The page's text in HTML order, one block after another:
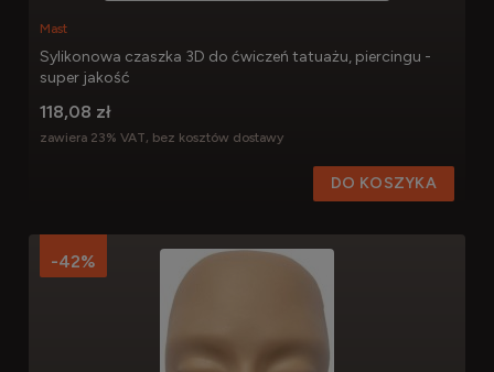
Sylikonowa czaszka 3D do ćwiczeń tatuażu, piercingu -
super jakość
Mast
118,08 zł
zawiera 23% VAT, bez kosztów dostawy
DO KOSZYKA
-42%